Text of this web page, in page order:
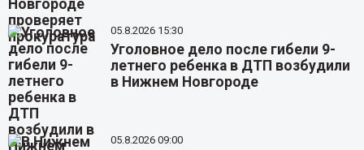
05.8.2026 15:30
Уголовное дело после гибели 9-
летнего ребенка в ДТП возбудили
в Нижнем Новгороде
05.8.2026 09:00